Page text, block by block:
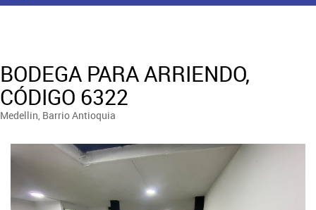
BODEGA PARA ARRIENDO,
CÓDIGO 6322
Medellin, Barrio Antioquia